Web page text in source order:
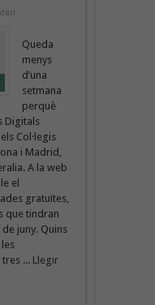
Queda
menys
d’una
setmana
perquè
Digitals
Col·legis
i Madrid,
A la web
el
gratuïtes,
que tindran
de juny. Quins
... Llegir